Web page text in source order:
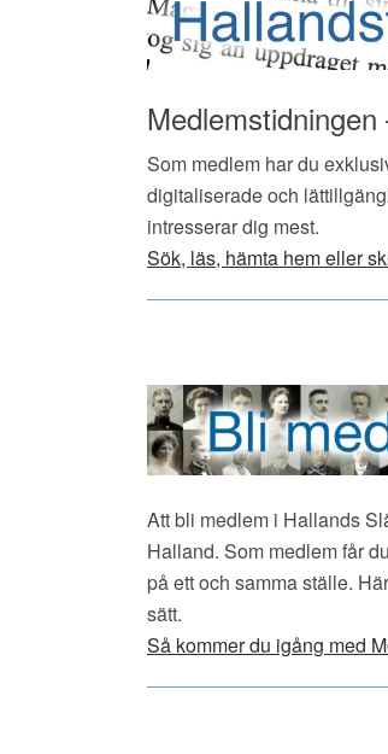
Som medlem har du
digitaliserade och
intresserar dig mest.
Sök, läs, hämta hem eller
Att bli medlem i Hallands
Halland. Som medlem får
på ett och samma ställe.
sätt.
Så kommer du igång med